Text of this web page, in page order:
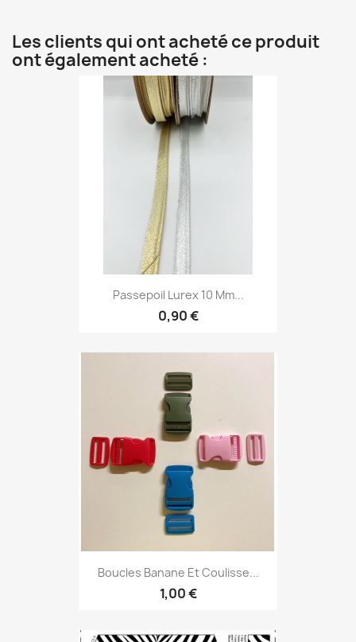
Les clients qui ont acheté ce produit
ont également acheté :
Passepoil Lurex 10 Mm...
0,90 €
Boucles Banane Et Coulisse...
1,00 €